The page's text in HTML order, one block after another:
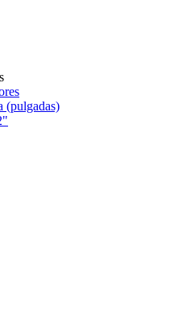
(pulgadas)